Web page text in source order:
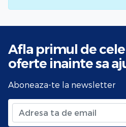
Afla primul de
oferte inainte sa
Aboneaza-te la newsletter